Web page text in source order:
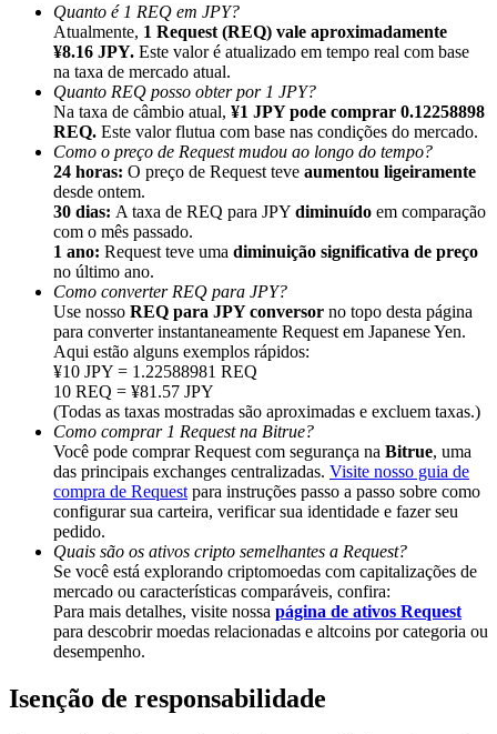
Indicação
Convide um amigo para receber recompensas em dinheiro
Deposit CASHCAT & Win
Deposit CASHCAT & Win
Share 500000 CASHCAT prize pool
Exclusive for BitMart Users
Register & Trade to Win 500,000 USDT
Quanto é 1 REQ em JPY?
Atualmente, 1 Request (REQ) vale aproximadamente
¥8.16 JPY. Este valor é atualizado em tempo real com base
na taxa de mercado atual.
Quanto REQ posso obter por 1 JPY?
Na taxa de câmbio atual, ¥1 JPY pode comprar 0.12258898
REQ. Este valor flutua com base nas condições do mercado.
Como o preço de Request mudou ao longo do tempo?
24 horas: O preço de Request teve aumentou ligeiramente
desde ontem.
30 dias: A taxa de REQ para JPY diminuído em comparação
com o mês passado.
1 ano: Request teve uma diminuição significativa de preço
no último ano.
Como converter REQ para JPY?
Use nosso REQ para JPY conversor no topo desta página
para converter instantaneamente Request em Japanese Yen.
Aqui estão alguns exemplos rápidos:
¥10 JPY = 1.22588981 REQ
10 REQ = ¥81.57 JPY
(Todas as taxas mostradas são aproximadas e excluem taxas.)
Como comprar 1 Request na Bitrue?
Você pode comprar Request com segurança na Bitrue, uma
das principais exchanges centralizadas. Visite nosso guia de
compra de Request para instruções passo a passo sobre como
configurar sua carteira, verificar sua identidade e fazer seu
pedido.
Quais são os ativos cripto semelhantes a Request?
Se você está explorando criptomoedas com capitalizações de
mercado ou características comparáveis, confira:
Para mais detalhes, visite nossa página de ativos Request
para descobrir moedas relacionadas e altcoins por categoria ou
desempenho.
Isenção de responsabilidade